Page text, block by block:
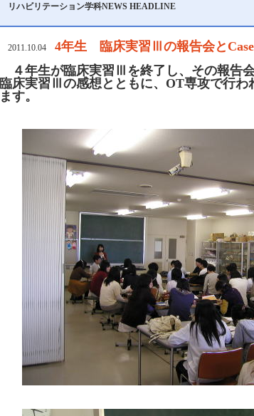
リハビリテーション学科NEWS HEADLINE
2011.10.04
4年生 臨床実習Ⅲの報告会とCase
４年生が臨床実習Ⅲを終了し、その報告会
臨床実習Ⅲの感想とともに、OT専攻で行わ
ます。